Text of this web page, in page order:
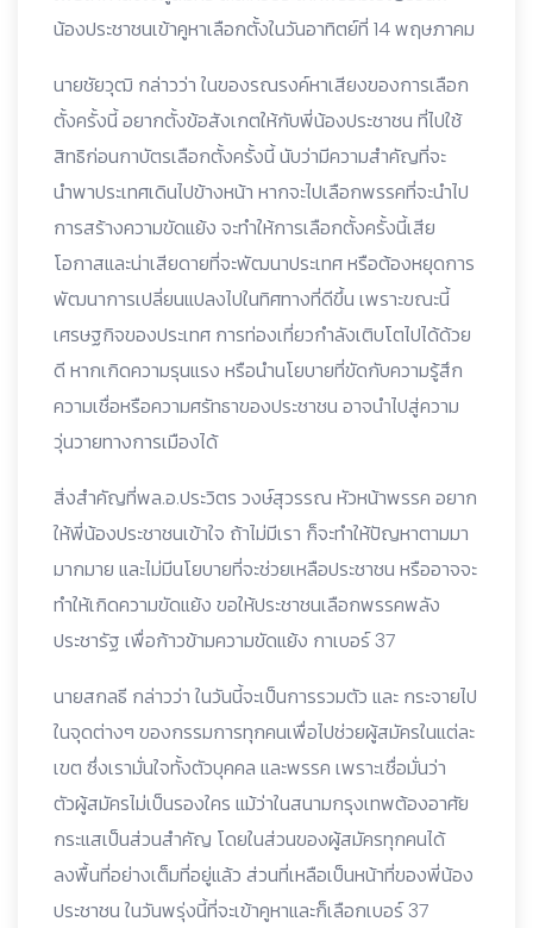
น้องประชาชนเข้าคูหาเลือกตั้งในวันอาทิตย์ที่ 14 พฤษภาคม
นายชัยวุฒิ กล่าวว่า ในของรณรงค์หาเสียงของการเลือก
ตั้งครั้งนี้ อยากตั้งข้อสังเกตให้กับพี่น้องประชาชน ที่ไปใช้
สิทธิก่อนกาบัตรเลือกตั้งครั้งนี้ นับว่ามีความสำคัญที่จะ
นำพาประเทศเดินไปข้างหน้า หากจะไปเลือกพรรคที่จะนำไป
การสร้างความขัดแย้ง จะทำให้การเลือกตั้งครั้งนี้เสีย
โอกาสและน่าเสียดายที่จะพัฒนาประเทศ หรือต้องหยุดการ
พัฒนาการเปลี่ยนแปลงไปในทิศทางที่ดีขึ้น เพราะขณะนี้
เศรษฐกิจของประเทศ การท่องเที่ยวกำลังเติบโตไปได้ด้วย
ดี หากเกิดความรุนแรง หรือนำนโยบายที่ขัดกับความรู้สึก
ความเชื่อหรือความศรัทธาของประชาชน อาจนำไปสู่ความ
วุ่นวายทางการเมืองได้
สิ่งสำคัญที่พล.อ.ประวิตร วงษ์สุวรรณ หัวหน้าพรรค อยาก
ให้พี่น้องประชาชนเข้าใจ ถ้าไม่มีเรา ก็จะทำให้ปัญหาตามมา
มากมาย และไม่มีนโยบายที่จะช่วยเหลือประชาชน หรืออาจจะ
ทำให้เกิดความขัดแย้ง ขอให้ประชาชนเลือกพรรคพลัง
ประชารัฐ เพื่อก้าวข้ามความขัดแย้ง กาเบอร์ 37
นายสกลธี กล่าวว่า ในวันนี้จะเป็นการรวมตัว และ กระจายไป
ในจุดต่างๆ ของกรรมการทุกคนเพื่อไปช่วยผู้สมัครในแต่ละ
เขต ซึ่งเรามั่นใจทั้งตัวบุคคล และพรรค เพราะเชื่อมั่นว่า
ตัวผู้สมัครไม่เป็นรองใคร แม้ว่าในสนามกรุงเทพต้องอาศัย
กระแสเป็นส่วนสำคัญ โดยในส่วนของผู้สมัครทุกคนได้
ลงพื้นที่อย่างเต็มที่อยู่แล้ว ส่วนที่เหลือเป็นหน้าที่ของพี่น้อง
ประชาชน ในวันพรุ่งนี้ที่จะเข้าคูหาและก็เลือกเบอร์ 37